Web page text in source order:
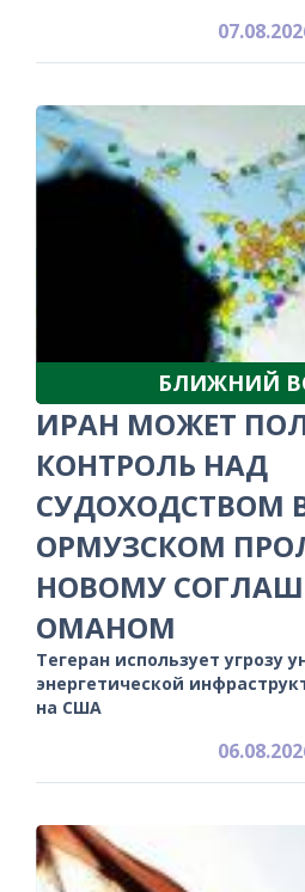
БЛИЖНИЙ
ИРАН МОЖЕТ
КОНТРОЛЬ НАД
СУДОХОДСТВОМ
ОРМУЗСКОМ
НОВОМУ
ОМАНОМ
Тегеран использует угрозу
энергетической
на США